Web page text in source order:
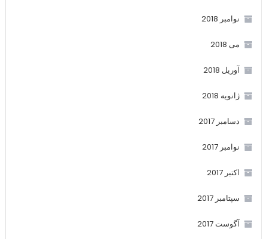
نوامبر 2018
می 2018
آوریل 2018
ژانویه 2018
دسامبر 2017
نوامبر 2017
اکتبر 2017
سپتامبر 2017
آگوست 2017